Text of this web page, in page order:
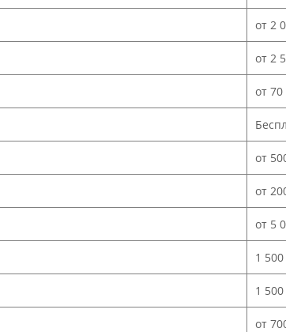
от 2
от 2
от
от
от
от 5
1
1
от